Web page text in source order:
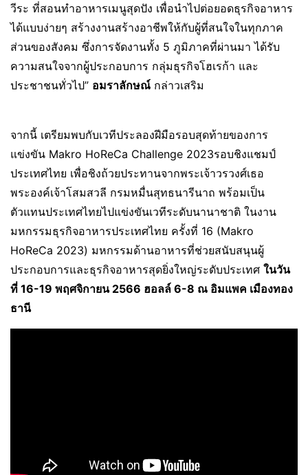
วีระ ที่สอนทำอาหารเมนูสุดปัง เพื่อนำไปต่อยอดธุรกิจอาหาร
ได้แบบง่ายๆ สร้างงานสร้างอาชีพให้กับผู้ที่สนใจในทุกภาค
ส่วนของสังคม ซึ่งการจัดงานทั้ง 5 ภูมิภาคที่ผ่านมา ได้รับ
ความสนใจจากผู้ประกอบการ กลุ่มธุรกิจโฮเรก้า และ
ประชาชนทั่วไป” อมราลักษณ์ กล่าวเสริม
จากนี้ เตรียมพบกับเวทีประลองฝีมือรอบสุดท้ายของการ
แข่งขัน Makro HoReCa Challenge 2023รอบชิงแชมป์
ประเทศไทย เพื่อชิงถ้วยประทานจากพระเจ้าวรวงศ์เธอ
พระองค์เจ้าโสมสวลี กรมหมื่นสุทธนารีนาถ พร้อมเป็น
ตัวแทนประเทศไทยไปแข่งขันเวทีระดับนานาชาติ ในงาน
มหกรรมธุรกิจอาหารประเทศไทย ครั้งที่ 16 (Makro
HoReCa 2023) มหกรรมด้านอาหารที่ช่วยสนับสนุนผู้
ประกอบการและธุรกิจอาหารสุดยิ่งใหญ่ระดับประเทศ ในวัน
ที่ 16-19 พฤศจิกายน 2566 ฮอลล์ 6-8 ณ อิมแพค เมืองทอง
ธานี